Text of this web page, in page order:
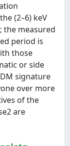
(2–6) keV
the measured
period is
those
or side
signature
over more
of the
are